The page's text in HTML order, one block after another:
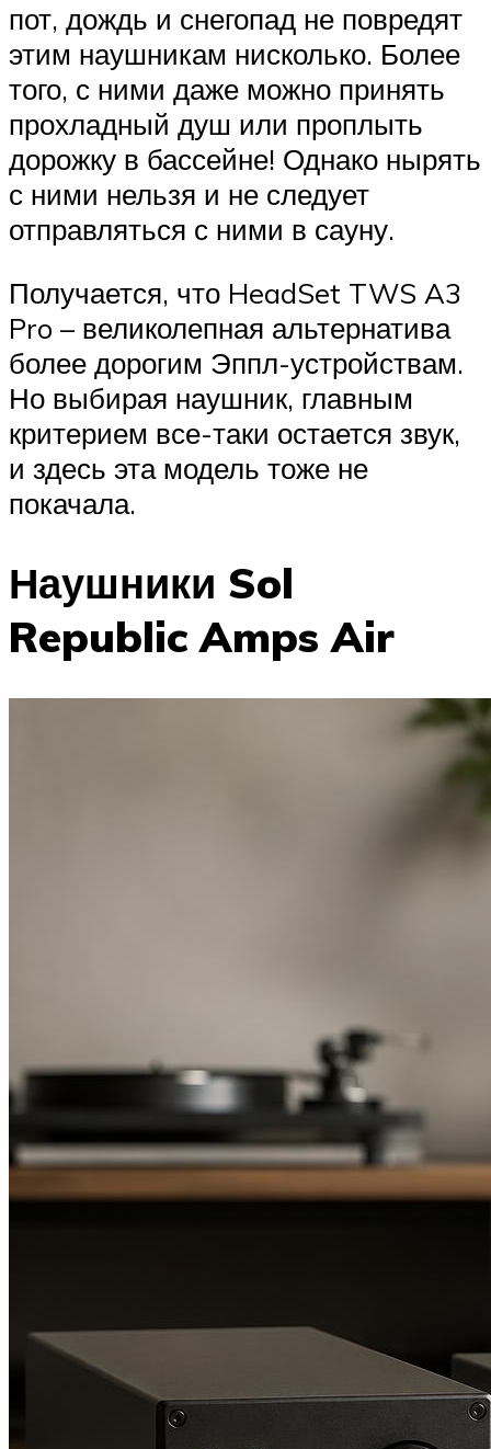
пот, дождь и снегопад не повредят
этим наушникам нисколько. Более
того, с ними даже можно принять
прохладный душ или проплыть
дорожку в бассейне! Однако нырять
с ними нельзя и не следует
отправляться с ними в сауну.
Получается, что HeadSet TWS A3
Pro – великолепная альтернатива
более дорогим Эппл-устройствам.
Но выбирая наушник, главным
критерием все-таки остается звук,
и здесь эта модель тоже не
покачала.
Наушники Sol
Republic Amps Air